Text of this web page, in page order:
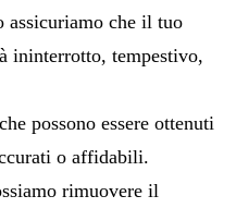
assicuriamo che il tuo
ininterrotto, tempestivo,
possono essere ottenuti
o affidabili.
rimuovere il